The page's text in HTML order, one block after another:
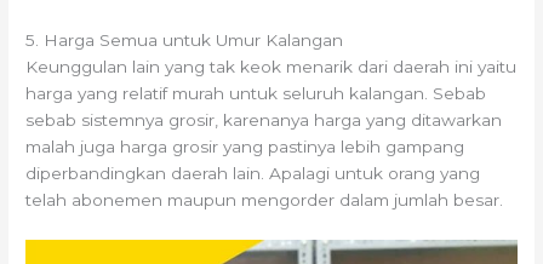
5. Harga Semua untuk Umur Kalangan
Keunggulan lain yang tak keok menarik dari daerah ini yaitu
harga yang relatif murah untuk seluruh kalangan. Sebab
sebab sistemnya grosir, karenanya harga yang ditawarkan
malah juga harga grosir yang pastinya lebih gampang
diperbandingkan daerah lain. Apalagi untuk orang yang
telah abonemen maupun mengorder dalam jumlah besar.